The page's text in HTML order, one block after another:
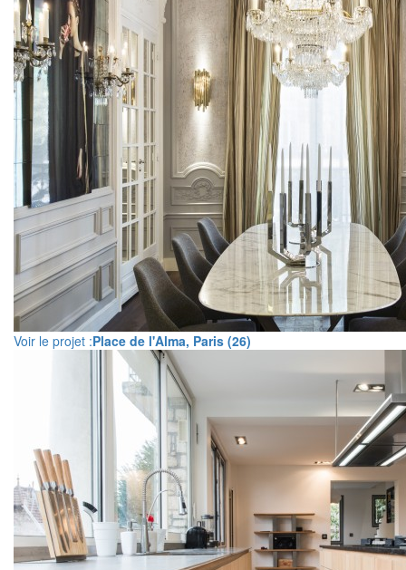
Voir le projet :Place de l'Alma, Paris (26)